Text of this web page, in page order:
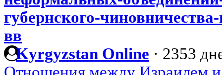
губернского-
вв
Kyrgyzstan Online · 2353